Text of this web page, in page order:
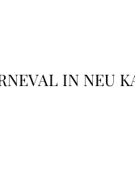
IN NEU